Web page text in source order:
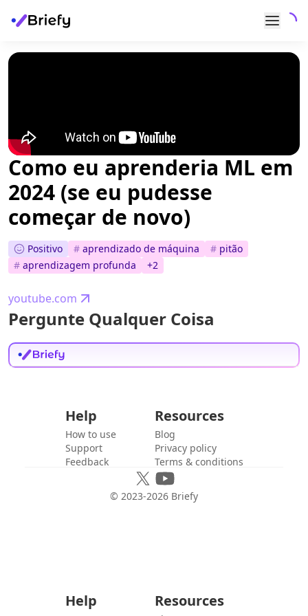
Como eu aprenderia ML em
2024 (se eu pudesse
começar de novo)
Positivo # aprendizado de máquina # pitão
# aprendizagem profunda +2
youtube.com
Pergunte Qualquer Coisa
Help
How to use
Support
Feedback
Resources
Blog
Privacy policy
Terms & conditions
© 2023-2026 Briefy
Help Resources